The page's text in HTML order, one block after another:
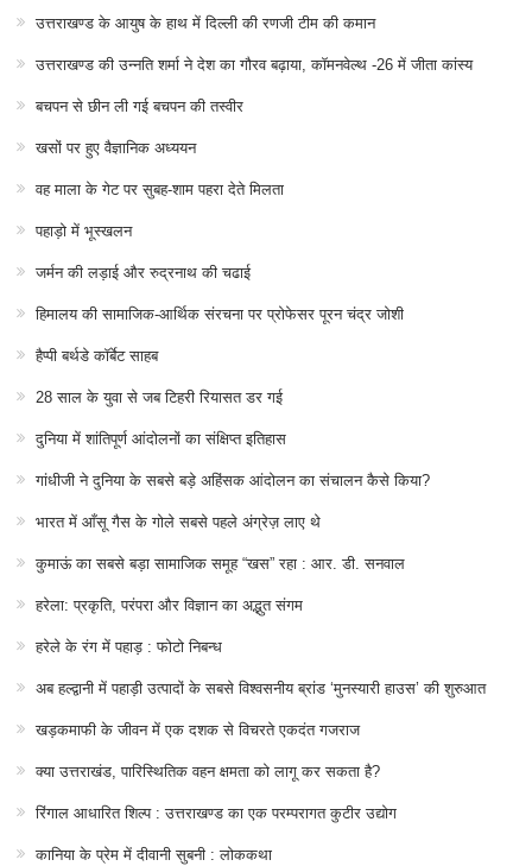
उत्तराखण्ड के आयुष के हाथ में दिल्ली की रणजी टीम की कमान
उत्तराखण्ड की उन्नति शर्मा ने देश का गौरव बढ़ाया, कॉमनवेल्थ -26 में जीता कांस्य
बचपन से छीन ली गई बचपन की तस्वीर
खसों पर हुए वैज्ञानिक अध्ययन
वह माला के गेट पर सुबह-शाम पहरा देते मिलता
पहाड़ो में भूस्खलन
जर्मन की लड़ाई और रुद्रनाथ की चढाई
हिमालय की सामाजिक-आर्थिक संरचना पर प्रोफेसर पूरन चंद्र जोशी
हैप्पी बर्थडे कॉर्बेट साहब
28 साल के युवा से जब टिहरी रियासत डर गई
दुनिया में शांतिपूर्ण आंदोलनों का संक्षिप्त इतिहास
गांधीजी ने दुनिया के सबसे बड़े अहिंसक आंदोलन का संचालन कैसे किया?
भारत में आँसू गैस के गोले सबसे पहले अंग्रेज़ लाए थे
कुमाऊं का सबसे बड़ा सामाजिक समूह “खस” रहा : आर. डी. सनवाल
हरेला: प्रकृति, परंपरा और विज्ञान का अद्भुत संगम
हरेले के रंग में पहाड़ : फोटो निबन्ध
अब हल्द्वानी में पहाड़ी उत्पादों के सबसे विश्वसनीय ब्रांड ‘मुनस्यारी हाउस’ की शुरुआत
खड़कमाफी के जीवन में एक दशक से विचरते एकदंत गजराज
क्या उत्तराखंड, पारिस्थितिक वहन क्षमता को लागू कर सकता है?
रिंगाल आधारित शिल्प : उत्तराखण्ड का एक परम्परागत कुटीर उद्योग
कानिया के प्रेम में दीवानी सुबनी : लोककथा